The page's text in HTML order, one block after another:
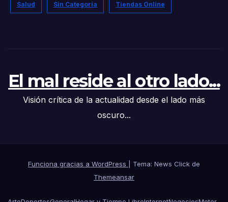
Salud Sin Categoría Tiendas Online
El mal reside al otro lado...
Visión crítica de la actualidad desde el lado más
oscuro...
Funciona gracias a WordPress
Tema: News Click de
Themeansar